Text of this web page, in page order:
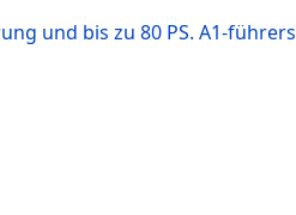
und bis zu 80 PS. A1-